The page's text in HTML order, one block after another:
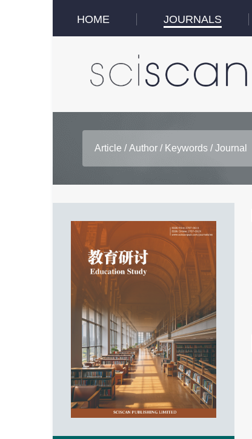
HOME JOURNALS